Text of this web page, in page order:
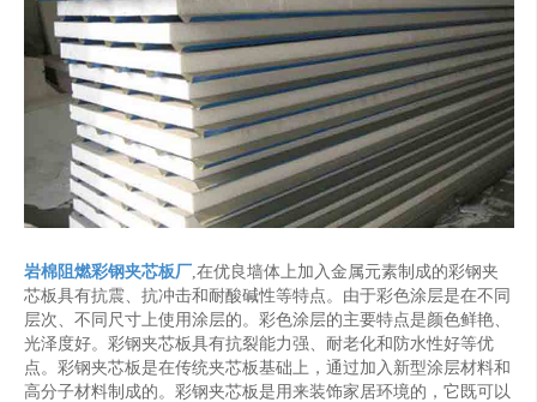
岩棉阻燃彩钢夹芯板厂,在优良墙体上加入金属元素制成的彩钢夹
芯板具有抗震、抗冲击和耐酸碱性等特点。由于彩色涂层是在不同
层次、不同尺寸上使用涂层的。彩色涂层的主要特点是颜色鲜艳、
光泽度好。彩钢夹芯板具有抗裂能力强、耐老化和防水性好等优
点。彩钢夹芯板是在传统夹芯板基础上，通过加入新型涂层材料和
高分子材料制成的。彩钢夹芯板是用来装饰家居环境的，它既可以